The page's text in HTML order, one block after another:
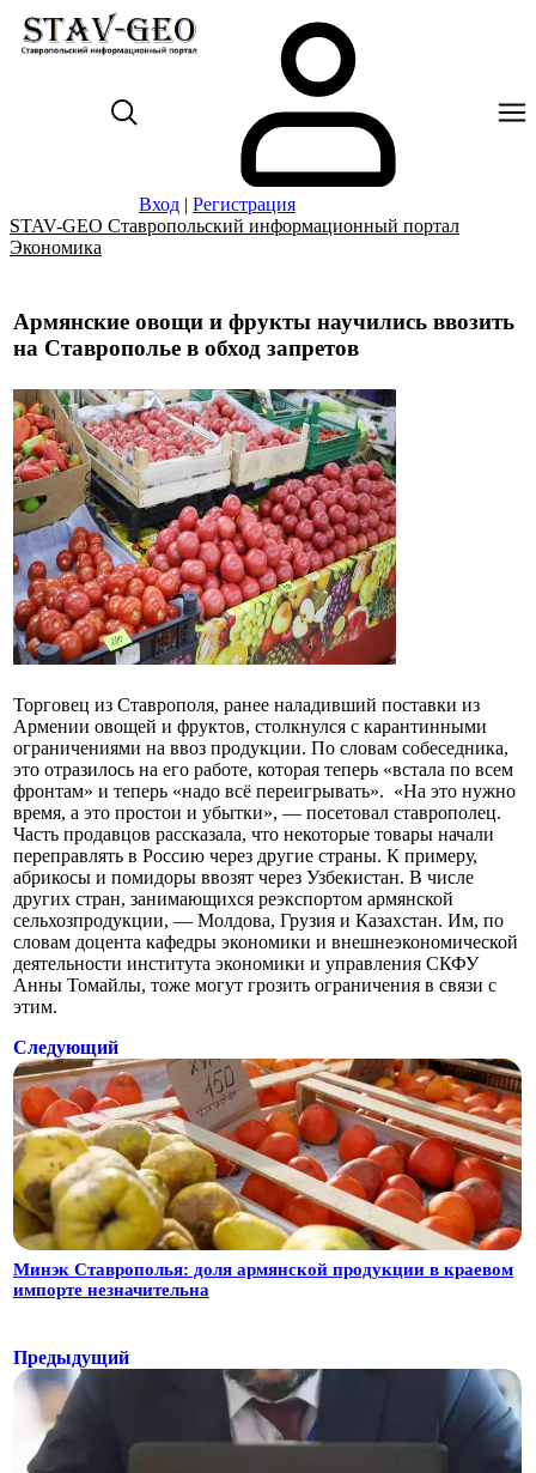
Вход | Регистрация
STAV-GEO Ставропольский информационный портал
Экономика
Армянские овощи и фрукты научились ввозить
на Ставрополье в обход запретов
Торговец из Ставрополя, ранее наладивший поставки из
Армении овощей и фруктов, столкнулся с карантинными
ограничениями на ввоз продукции. По словам собеседника,
это отразилось на его работе, которая теперь «встала по всем
фронтам» и теперь «надо всё переигрывать». «На это нужно
время, а это простои и убытки», — посетовал ставрополец.
Часть продавцов рассказала, что некоторые товары начали
переправлять в Россию через другие страны. К примеру,
абрикосы и помидоры ввозят через Узбекистан. В числе
других стран, занимающихся реэкспортом армянской
сельхозпродукции, — Молдова, Грузия и Казахстан. Им, по
словам доцента кафедры экономики и внешнеэкономической
деятельности института экономики и управления СКФУ
Анны Томайлы, тоже могут грозить ограничения в связи с
этим.
Следующий
Минэк Ставрополья: доля армянской продукции в краевом
импорте незначительна
Предыдущий